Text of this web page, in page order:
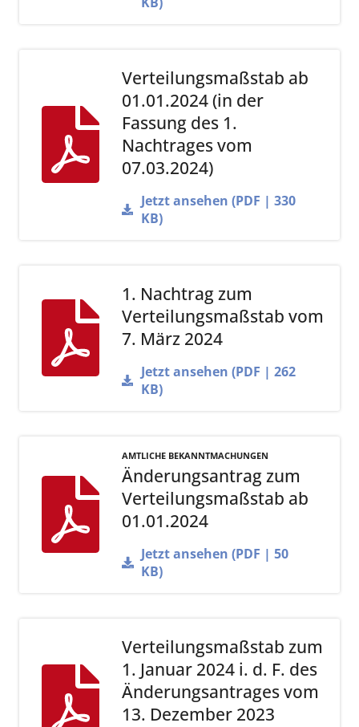
Verteilungsmaßstab ab
01.01.2024 (in der
Fassung des 1.
Nachtrages vom
07.03.2024)
Jetzt ansehen (PDF | 330
KB)
1. Nachtrag zum
Verteilungsmaßstab vom
7. März 2024
Jetzt ansehen (PDF | 262
KB)
AMTLICHE BEKANNTMACHUNGEN
Änderungsantrag zum
Verteilungsmaßstab ab
01.01.2024
Jetzt ansehen (PDF | 50
KB)
Verteilungsmaßstab zum
1. Januar 2024 i. d. F. des
Änderungsantrages vom
13. Dezember 2023